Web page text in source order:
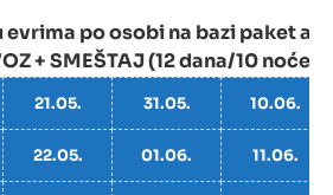
evrima po osobi na bazi paket
+ SMEŠTAJ (12 dana/10
21.05. 31.05. 10.06.
22.05. 01.06. 11.06.